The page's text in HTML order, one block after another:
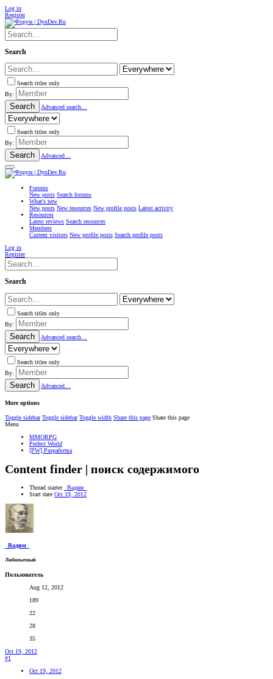
Log in
Register
Search
Search titles only
By:
Search Advanced search…
Search titles only
By:
Search Advanced…
Forums
New posts Search forums
What's new
New posts New resources New profile posts Latest activity
Resources
Latest reviews Search resources
Members
Current visitors New profile posts Search profile posts
Log in
Register
Search
Search titles only
By:
Search Advanced search…
Search titles only
By:
Search Advanced…
More options
Toggle sidebar Toggle sidebar Toggle width Share this page Share this page
Menu
MMORPG
Perfect World
[PW] Разработка
Content finder | поиск содержимого
Thread starter
_Вадим_
Start date Oct 19, 2012
_Вадим_
Любопытный
Пользователь
Aug 12, 2012
189
22
28
35
Oct 19, 2012
#1
Oct 19, 2012